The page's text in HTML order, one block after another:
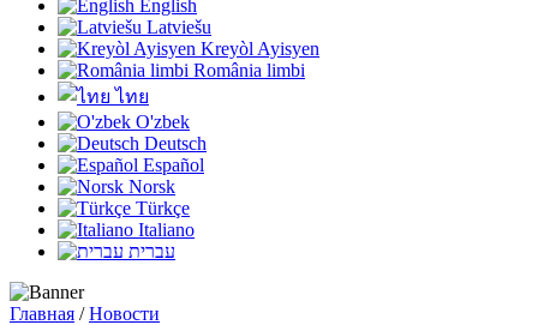
English
Latviešu
Kreyòl Ayisyen
România limbi
ไทย
O'zbek
Deutsch
Español
Norsk
Türkçe
Italiano
עברית
Главная /Новости